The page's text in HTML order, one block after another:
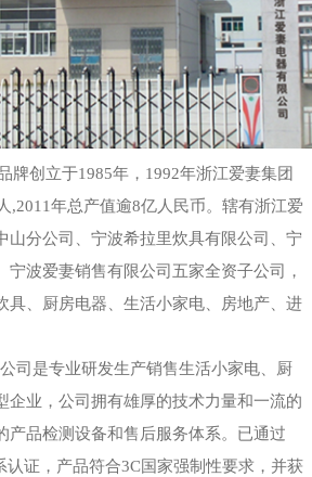
创立于1985年，1992年浙江爱妻集团
,2011年总产值逾8亿人民币。辖有浙江爱
山分公司、宁波希拉里炊具有限公司、宁
宁波爱妻销售有限公司五家全资子公司，
具、厨房电器、生活小家电、房地产、进
是专业研发生产销售生活小家电、厨
企业，公司拥有雄厚的技术力量和一流的
产品检测设备和售后服务体系。已通过
认证，产品符合3C国家强制性要求，并获